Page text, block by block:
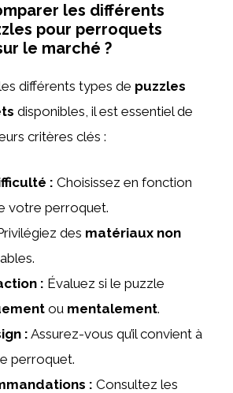
les différents
pour perroquets
le marché ?
différents types de puzzles
disponibles, il est essentiel de
critères clés :
: Choisissez en fonction
votre perroquet.
des matériaux non
: Évaluez si le puzzle
ou mentalement.
: Assurez-vous qu’il convient à
perroquet.
: Consultez les